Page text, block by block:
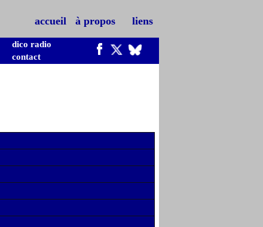
accueil à propos liens
dico radio
contact